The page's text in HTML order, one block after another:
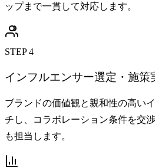
ップまで一貫して対応します。
STEP 4
インフルエンサー選定・施策
ブランドの価値観と親和性の高い
チし、コラボレーション条件を交
も担当します。